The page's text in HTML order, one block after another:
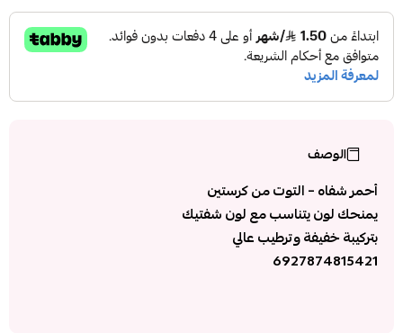
الوصف
أحمر شفاه – التوت من كرستين
يمنحك لون يتناسب مع لون شفتيك
بتركيبة خفيفة وترطيب عالي
6927874815421